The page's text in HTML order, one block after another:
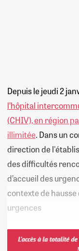
Depuis le jeudi 2
l’hôpital
(CHIV), en région
illimitée. Dans un
direction de
des difficultés
d’accueil des
contexte de
urgences